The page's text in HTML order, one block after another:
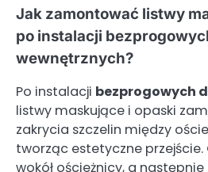
Jak zamontować listwy
po instalacji
wewnętrznych?
Po instalacji bezprogowych
listwy maskujące i opaski
zakrycia szczelin między
tworząc estetyczne
wokół ościeżnicy, a